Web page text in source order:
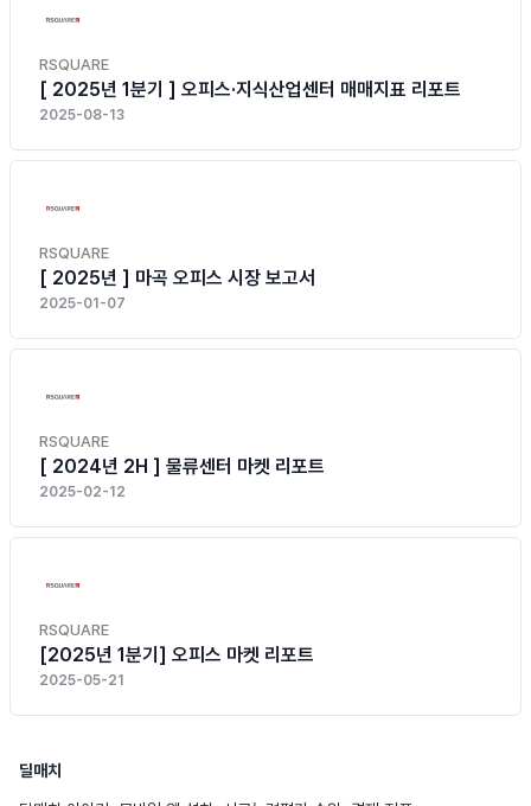
RSQUARE
[ 2025년 1분기 ] 오피스·지식산업센터 매매지표 리포트
2025-08-13
RSQUARE
[ 2025년 ] 마곡 오피스 시장 보고서
2025-01-07
RSQUARE
[ 2024년 2H ] 물류센터 마켓 리포트
2025-02-12
RSQUARE
[2025년 1분기] 오피스 마켓 리포트
2025-05-21
딜매치